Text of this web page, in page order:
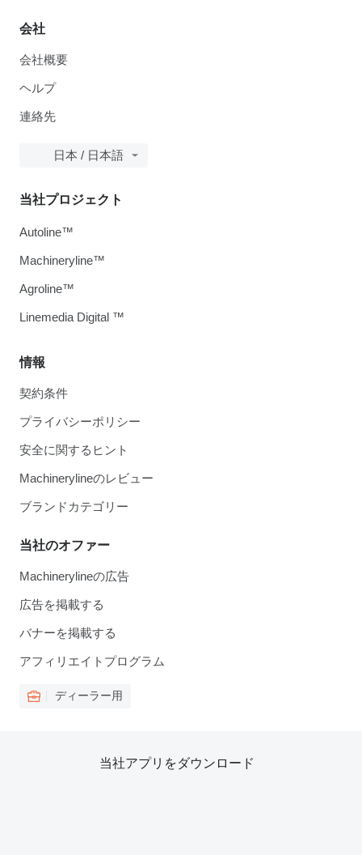
会社
会社概要
ヘルプ
連絡先
日本 / 日本語
情報
契約条件
プライバシーポリシー
安全に関するヒント
Machinerylineのレビュー
ブランドカテゴリー
当社のオファー
Machinerylineの広告
広告を掲載する
バナーを掲載する
アフィリエイトプログラム
ディーラー用
当社プロジェクト
Autoline™
Machineryline™
Agroline™
Linemedia Digital ™
当社アプリをダウンロード